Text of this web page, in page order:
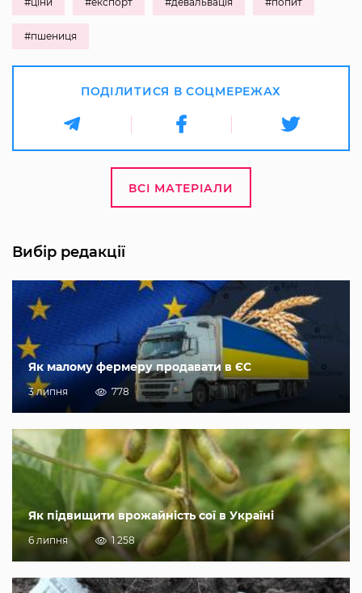
#пшениця
ПОДІЛИТИСЯ В СОЦМЕРЕЖАХ
ВСІ МАТЕРІАЛИ
Вибір редакції
Як малому фермеру продавати в ЄС
3 липня 778
Як підвищити врожайність сої в Україні
6 липня 1 258